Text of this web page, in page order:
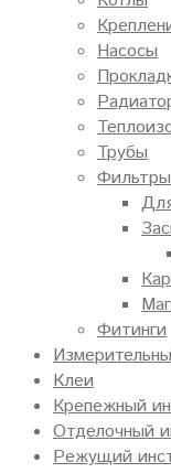
Насосы
Трубы
Фитинги
Клеи
Крепежный
Отделочный
Режущий